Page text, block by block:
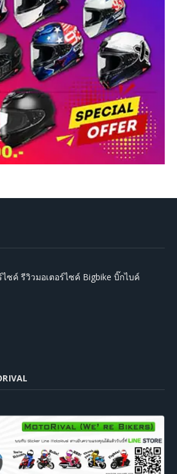
ซค์ รีวิวมอเตอร์ไซค์ Bigbike บิ๊กไบค์